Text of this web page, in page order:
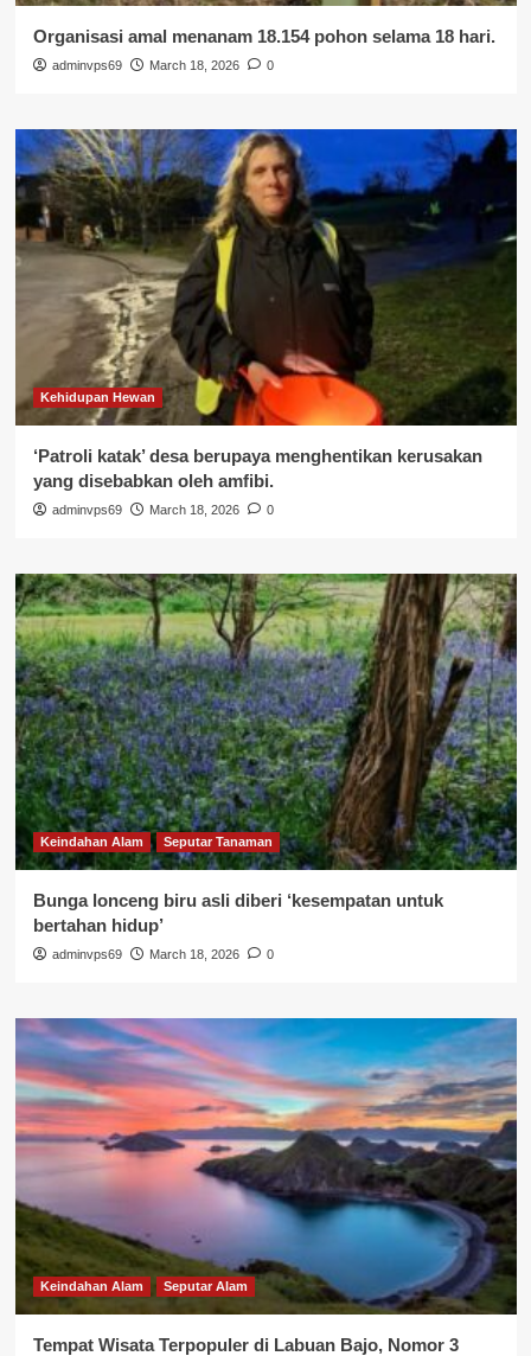
Organisasi amal menanam 18.154 pohon selama 18 hari.
adminvps69 March 18, 2026 0
Kehidupan Hewan
‘Patroli katak’ desa berupaya menghentikan kerusakan
yang disebabkan oleh amfibi.
adminvps69 March 18, 2026 0
Keindahan Alam Seputar Tanaman
Bunga lonceng biru asli diberi ‘kesempatan untuk
bertahan hidup’
adminvps69 March 18, 2026 0
Keindahan Alam Seputar Alam
Tempat Wisata Terpopuler di Labuan Bajo, Nomor 3